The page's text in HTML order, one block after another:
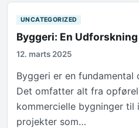
UNCATEGORIZED
Byggeri: En
12. marts 2025
Byggeri er en fundamental
Det omfatter alt fra
kommercielle bygninger til
projekter som…